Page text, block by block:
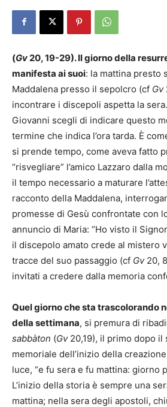
(Gv 20, 19-29). Il giorno della
manifesta ai suoi: la mattina presto
Maddalena presso il sepolcro (cf Gv
incontrare i discepoli aspetta la
Giovanni scegli di indicare questo
termine che indica l’ora tarda. È
si prende tempo, come aveva fatto
“risvegliare” l’amico Lazzaro dalla
il tempo necessario a maturare
racconto della Maddalena,
promesse di Gesù confrontate con
annuncio di Maria: “Ho visto il
il discepolo amato crede al mistero
tracce del suo passaggio (cf Gv20,
invitati a credere dalla memoria
Quel giorno che sta trascolorando
della settimana, si premura di
sabbàton (Gv20,19), il primo dopo il
memoriale dell’inizio della
luce, “e fu sera e fu mattina: giorno
L’inizio della storia è sempre una
mattina; nella sera degli apostoli,